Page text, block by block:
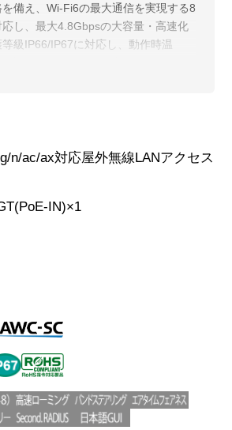
備え、Wi-Fi6の最大通信を実現する8
し、最大4.8Gbpsの大容量・高速化
級IP66/IP67に対応し、動作時温
をお使いいただける製品です。
g/n/ac/ax対応屋外無線LANアクセス
IN)×1